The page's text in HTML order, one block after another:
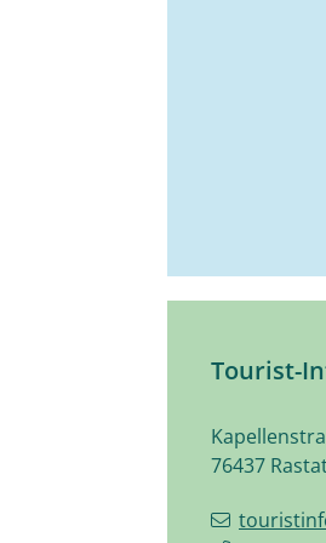
Tourist-
76437